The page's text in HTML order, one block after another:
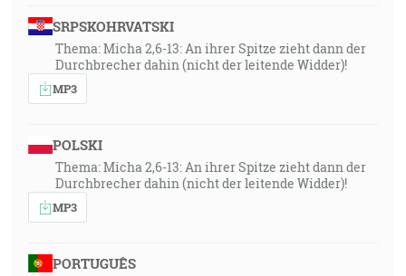
SRPSKOHRVATSKI
Thema: Micha 2,6-13: An ihrer Spitze zieht dann der
Durchbrecher dahin (nicht der leitende Widder)!
MP3
POLSKI
Thema: Micha 2,6-13: An ihrer Spitze zieht dann der
Durchbrecher dahin (nicht der leitende Widder)!
MP3
PORTUGUÊS